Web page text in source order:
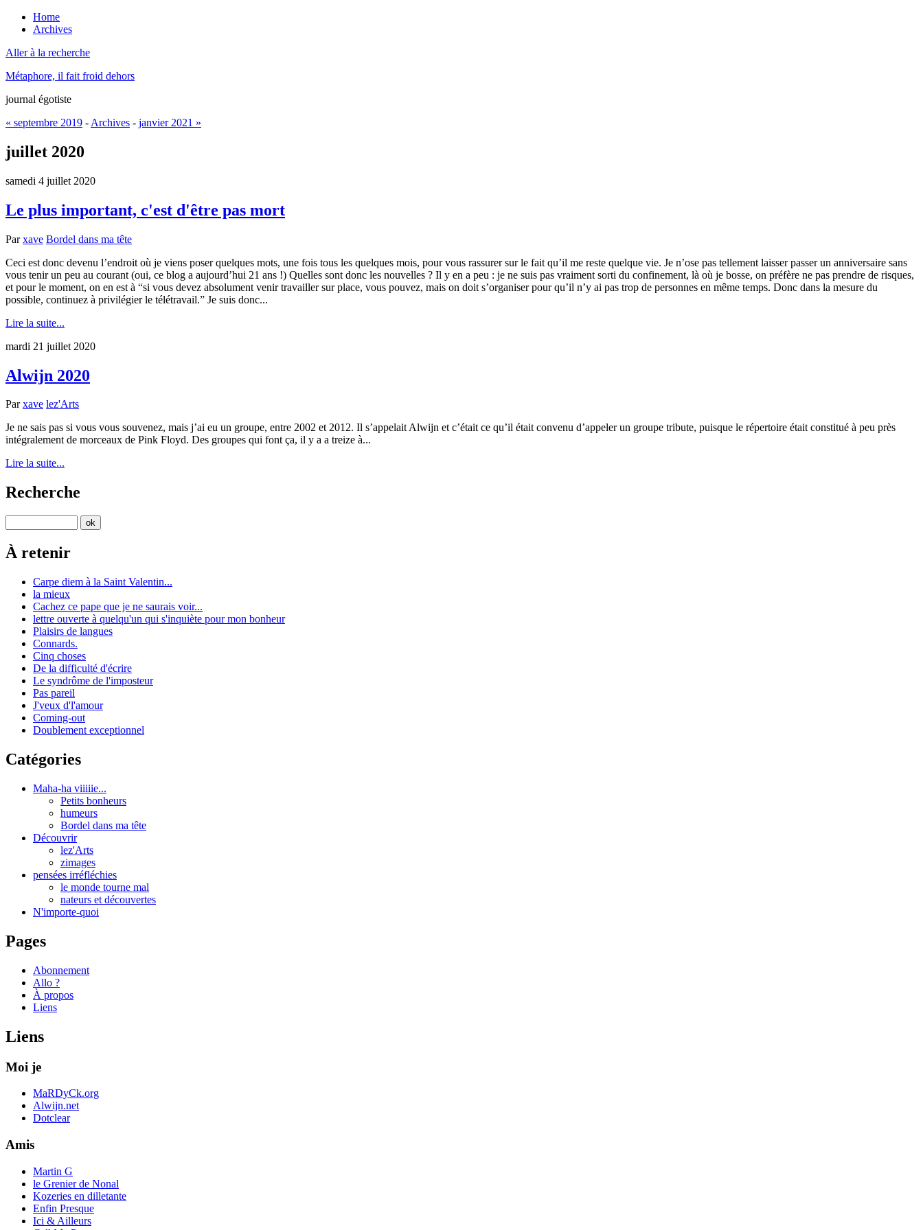
Home
Archives
Aller à la recherche
Métaphore, il fait froid dehors
journal égotiste
« septembre 2019 - Archives - janvier 2021 »
juillet 2020
samedi 4 juillet 2020
Le plus important, c'est d'être pas mort
Parxave Bordel dans ma tête
Ceci est donc devenu l’endroit où je viens poser quelques mots, une fois tous les quelques mois, pour vous rassurer sur le fait qu’il me reste quelque vie. Je n’ose pas tellement laisser passer un anniversaire sans
vous tenir un peu au courant (oui, ce blog a aujourd’hui 21 ans !) Quelles sont donc les nouvelles ? Il y en a peu : je ne suis pas vraiment sorti du confinement, là où je bosse, on préfère ne pas prendre de risques,
et pour le moment, on en est à “si vous devez absolument venir travailler sur place, vous pouvez, mais on doit s’organiser pour qu’il n’y ai pas trop de personnes en même temps. Donc dans la mesure du
possible, continuez à privilégier le télétravail.” Je suis donc...
Lire la suite...
mardi 21 juillet 2020
Alwijn 2020
Parxave lez'Arts
Je ne sais pas si vous vous souvenez, mais j’ai eu un groupe, entre 2002 et 2012. Il s’appelait Alwijn et c’était ce qu’il était convenu d’appeler un groupe tribute, puisque le répertoire était constitué à peu près
intégralement de morceaux de Pink Floyd. Des groupes qui font ça, il y a a treize à...
Lire la suite...
Recherche
À retenir
Carpe diem à la Saint Valentin...
la mieux
Cachez ce pape que je ne saurais voir...
lettre ouverte à quelqu'un qui s'inquiète pour mon bonheur
Plaisirs de langues
Connards.
Cinq choses
De la difficulté d'écrire
Le syndrôme de l'imposteur
Pas pareil
J'veux d'l'amour
Coming-out
Doublement exceptionnel
Catégories
Maha-ha viiiiie...
Petits bonheurs
humeurs
Bordel dans ma tête
Découvrir
lez'Arts
zimages
pensées irréfléchies
le monde tourne mal
nateurs et découvertes
N'importe-quoi
Pages
Abonnement
Allo ?
À propos
Liens
Liens
Moi je
MaRDyCk.org
Alwijn.net
Dotclear
Amis
Martin G
le Grenier de Nonal
Kozeries en dilletante
Enfin Presque
Ici & Ailleurs